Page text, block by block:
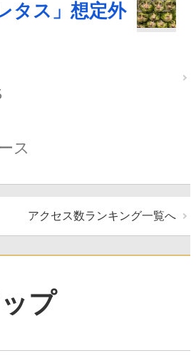
タス」想定外
ス
アクセス数ランキング一覧へ
プ